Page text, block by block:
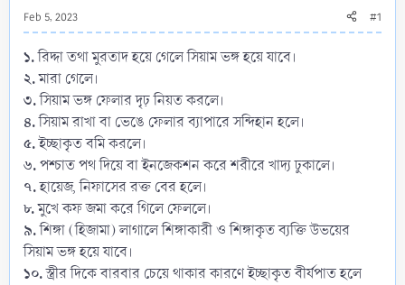
Feb 5, 2023 #1
১.রিদ্দা তথা মুরতাদ হয়ে গেলে সিয়াম ভঙ্গ হয়ে যাবে।
২.মারা গেলে।
৩.সিয়াম ভঙ্গ ফেলার দৃঢ় নিয়ত করলে।
৪.সিয়াম রাখা বা ভেঙে ফেলার ব্যাপারে সন্দিহান হলে।
৫.ইচ্ছাকৃত বমি করলে।
৬.পশ্চাত পথ দিয়ে বা ইনজেকশন করে শরীরে খাদ্য ঢুকালে।
৭.হায়েজ, নিফাসের রক্ত বের হলে।
৮.মুখে কফ জমা করে গিলে ফেললে।
৯.শিঙ্গা (হিজামা) লাগালে শিঙ্গাকারী ও শিঙ্গাকৃত ব্যক্তি উভয়ের
সিয়াম ভঙ্গ হয়ে যাবে।
১০.স্ত্রীর দিকে বারবার চেয়ে থাকার কারণে ইচ্ছাকৃত বীর্যপাত হলে